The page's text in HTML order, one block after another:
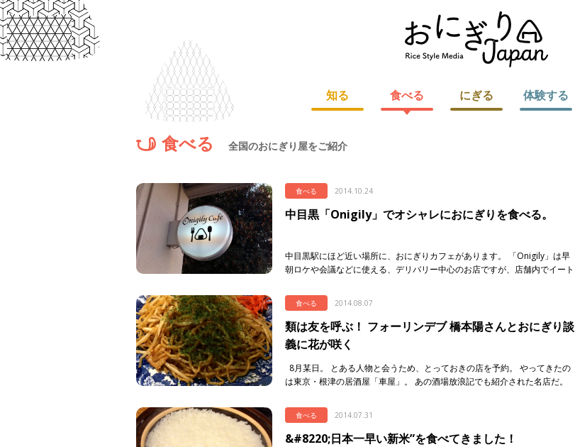
知る 食べる にぎる 体験する
食べる 全国のおにぎり屋をご紹介
食べる 2014.10.24
中目黒「Onigily」でオシャレにおにぎりを食べる。
中目黒駅にほど近い場所に、おにぎりカフェがあります。 「Onigily」は早
朝ロケや会議などに使える、デリバリー中心のお店ですが、店舗内でイート
かねばな […]
食べる 2014.08.07
類は友を呼ぶ！ フォーリンデブ 橋本陽さんとおにぎり談
義に花が咲く
8月某日。 とある人物と会うため、とっておきの店を予約。 やってきたの
は東京・根津の居酒屋「車屋」。 あの酒場放浪記でも紹介された名店だ。
食べる 2014.07.31
&#8220;日本一早い新米”を食べてきました！